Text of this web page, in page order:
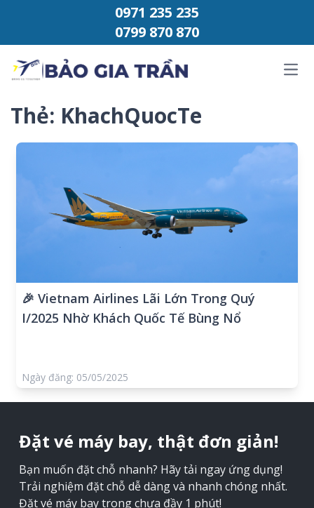
Chuyển đến phần nội dung0971 235 235
0799 870 870
Thẻ: KhachQuocTe
🎉 Vietnam Airlines Lãi Lớn Trong Quý
I/2025 Nhờ Khách Quốc Tế Bùng Nổ
Ngày đăng: 05/05/2025
Đặt vé máy bay, thật đơn giản!
Bạn muốn đặt chỗ nhanh? Hãy tải ngay ứng dụng!
Trải nghiệm đặt chỗ dễ dàng và nhanh chóng nhất.
Đặt vé máy bay trong chưa đầy 1 phút!